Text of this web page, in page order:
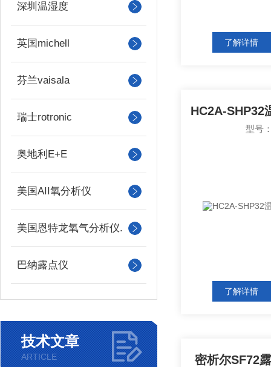
深圳温湿度
英国michell
芬兰vaisala
瑞士rotronic
奥地利E+E
美国AII氧分析仪
美国恩特龙氧气分析仪.
巴纳露点仪
技术文章
ARTICLE
了解详情
型号
了解详情
密析尔SF72